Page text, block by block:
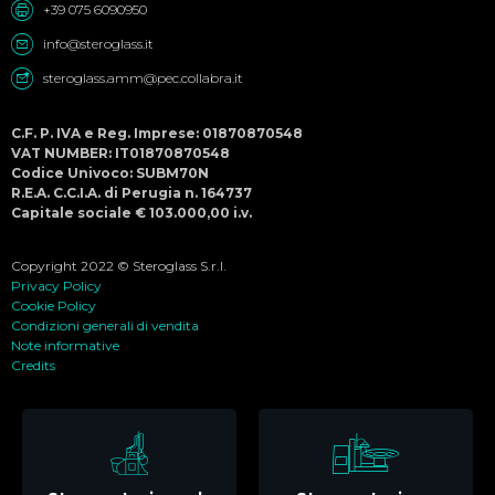
+39 075 6090950
info@steroglass.it
steroglass.amm@pec.collabra.it
C.F. P. IVA e Reg. Imprese: 01870870548
VAT NUMBER: IT01870870548
Codice Univoco: SUBM70N
R.E.A. C.C.I.A. di Perugia n. 164737
Capitale sociale € 103.000,00 i.v.
Copyright 2022 © Steroglass S.r.l.
Privacy Policy
Cookie Policy
Condizioni generali di vendita
Note informative
Credits